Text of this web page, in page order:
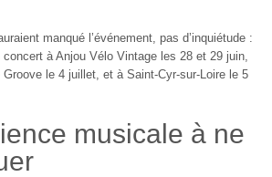
manqué l’événement, pas d’inquiétude :
à Anjou Vélo Vintage les 28 et 29 juin,
le 4 juillet, et à Saint-Cyr-sur-Loire le 5
musicale à ne